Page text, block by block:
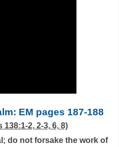
EM pages 187-188
2, 2-3, 6, 8)
do not forsake the work of